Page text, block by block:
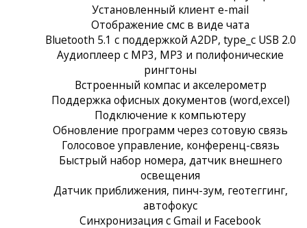
Установленный клиент e-mail
Отображение смс в виде чата
Bluetooth 5.1 с поддержкой A2DP, type_c USB 2.0
Аудиоплеер с MP3, MP3 и полифонические
рингтоны
Встроенный компас и акселерометр
Поддержка офисных документов (word,excel)
Подключение к компьютеру
Обновление программ через сотовую связь
Голосовое управление, конференц-связь
Быстрый набор номера, датчик внешнего
освещения
Датчик приближения, пинч-зум, геотеггинг,
автофокус
Синхронизация с Gmail и Facebook